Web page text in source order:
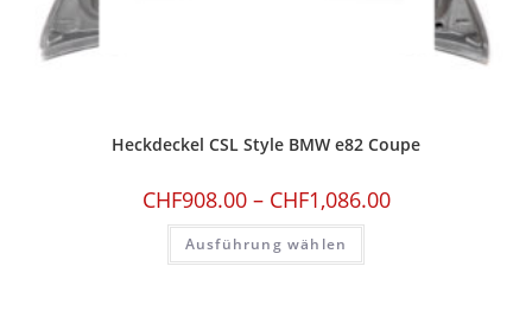
Heckdeckel CSL Style BMW e82 Coupe
CHF908.00– CHF1,086.00
Ausführung wählen